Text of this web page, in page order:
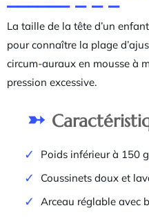
La taille de la tête d’un
pour connaître la plage
circum-auraux en mousse à
pression excessive.
Poids inférieur à 150
Coussinets doux et
Arceau réglable avec